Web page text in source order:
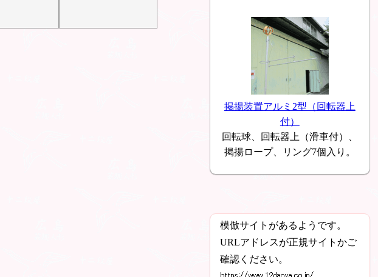
掲揚装置アルミ2型（回転器上
付）
回転球、回転器上（滑車付）、
掲揚ロープ、リング7個入り。
模倣サイトがあるようです。
URLアドレスが正規サイトかご
確認ください。